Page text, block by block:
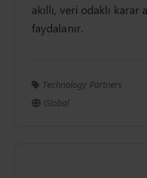
akıllı, veri odaklı
faydalanır.
Technology Partners
Global